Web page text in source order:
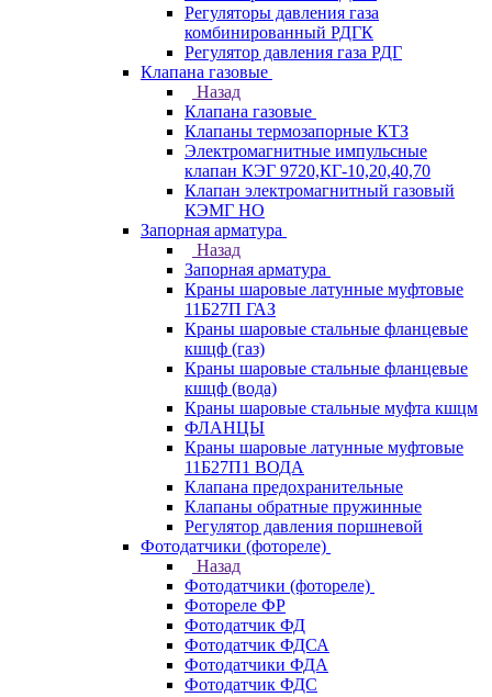
Регуляторы давления газа
комбинированный РДГК
Регулятор давления газа РДГ
Клапана газовые
Назад
Клапана газовые
Клапаны термозапорные КТЗ
Электромагнитные импульсные
клапан КЭГ 9720,КГ-10,20,40,70
Клапан электромагнитный газовый
КЭМГ НО
Запорная арматура
Назад
Запорная арматура
Краны шаровые латунные муфтовые
11Б27П ГАЗ
Краны шаровые стальные фланцевые
кшцф (газ)
Краны шаровые стальные фланцевые
кшцф (вода)
Краны шаровые стальные муфта кшцм
ФЛАНЦЫ
Краны шаровые латунные муфтовые
11Б27П1 ВОДА
Клапана предохранительные
Клапаны обратные пружинные
Регулятор давления поршневой
Фотодатчики (фотореле)
Назад
Фотодатчики (фотореле)
Фотореле ФР
Фотодатчик ФД
Фотодатчик ФДСА
Фотодатчики ФДА
Фотодатчик ФДС